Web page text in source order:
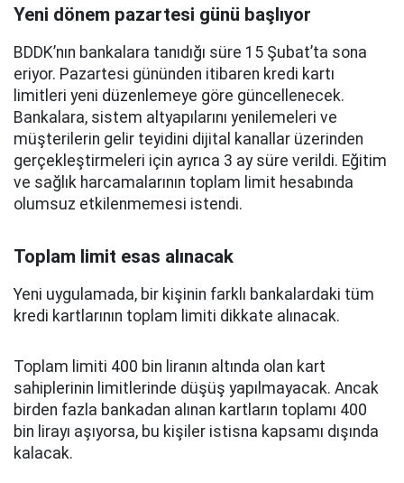
Yeni dönem pazartesi günü başlıyor
BDDK’nın bankalara tanıdığı süre 15 Şubat’ta sona
eriyor. Pazartesi gününden itibaren kredi kartı
limitleri yeni düzenlemeye göre güncellenecek.
Bankalara, sistem altyapılarını yenilemeleri ve
müşterilerin gelir teyidini dijital kanallar üzerinden
gerçekleştirmeleri için ayrıca 3 ay süre verildi. Eğitim
ve sağlık harcamalarının toplam limit hesabında
olumsuz etkilenmemesi istendi.
Toplam limit esas alınacak
Yeni uygulamada, bir kişinin farklı bankalardaki tüm
kredi kartlarının toplam limiti dikkate alınacak.
Toplam limiti 400 bin liranın altında olan kart
sahiplerinin limitlerinde düşüş yapılmayacak. Ancak
birden fazla bankadan alınan kartların toplamı 400
bin lirayı aşıyorsa, bu kişiler istisna kapsamı dışında
kalacak.